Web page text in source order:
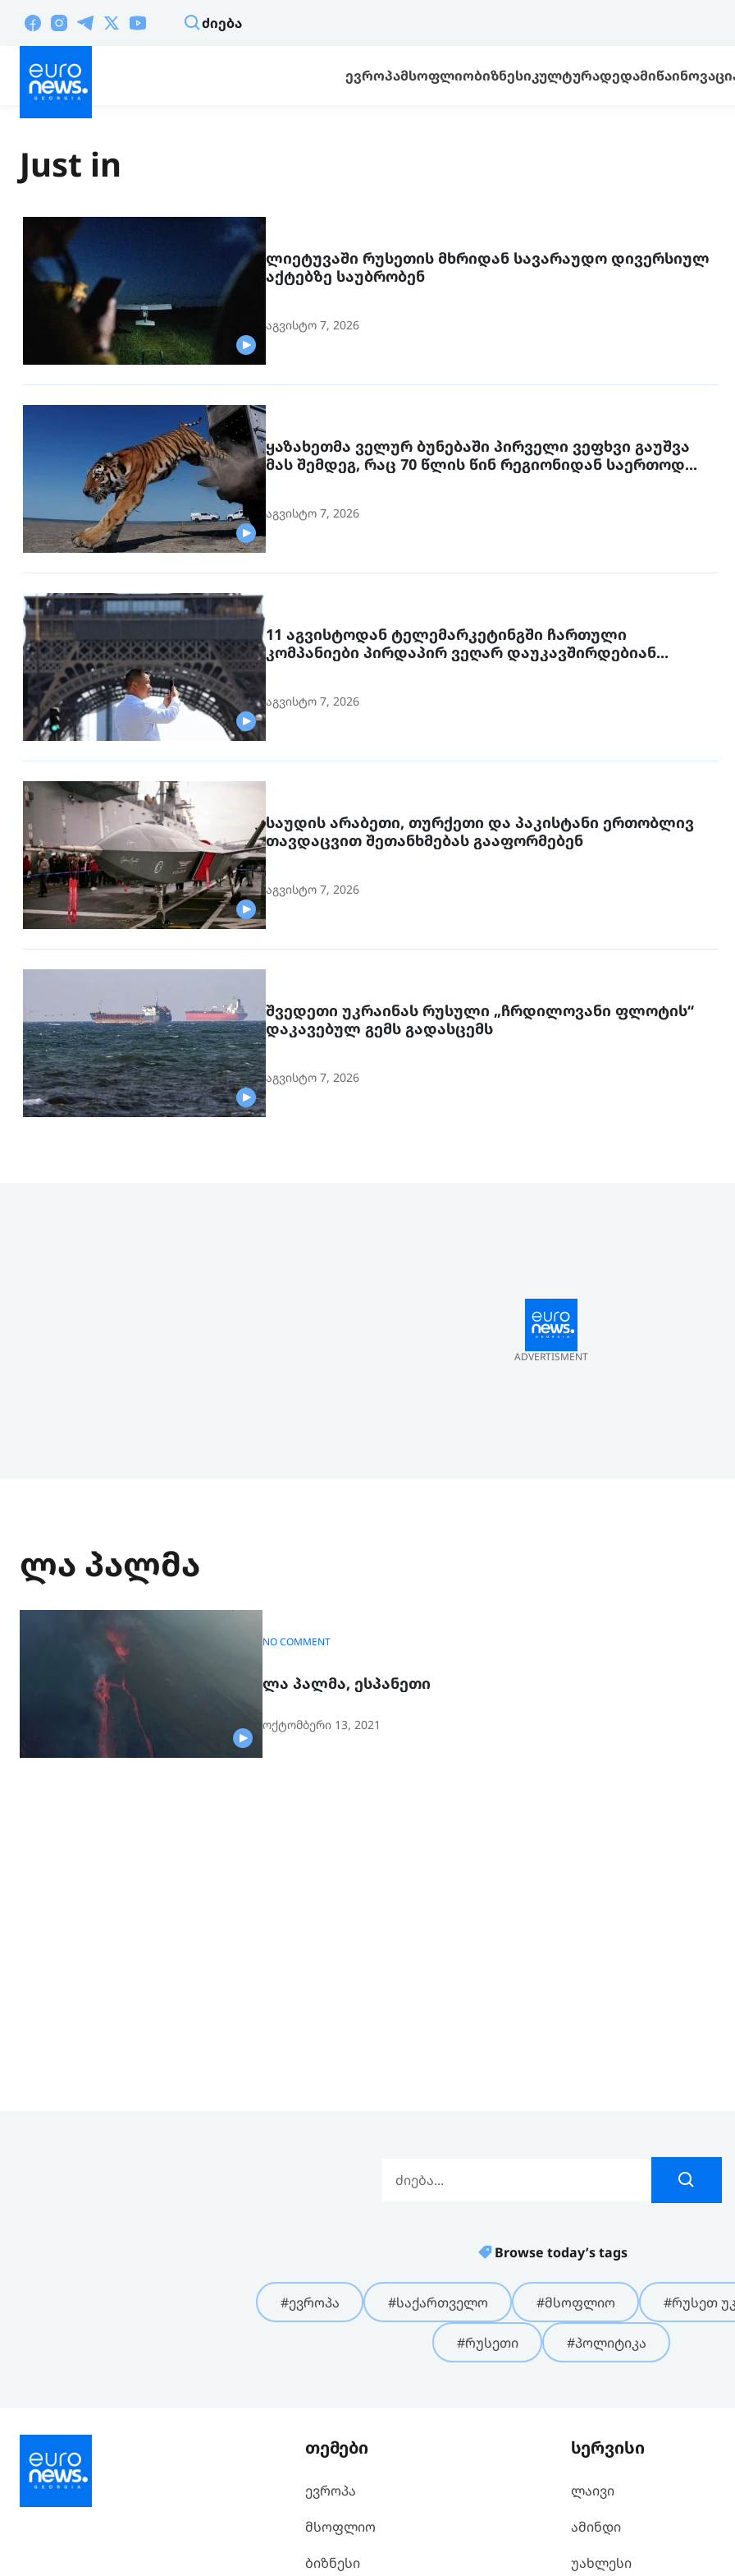
ᲫᲘᲔᲑᲐ
ᲔᲕᲠᲝᲞᲐᲛᲡᲝᲤᲚᲘᲝᲑᲘᲖᲜᲔᲡᲘᲙᲣᲚᲢᲣᲠᲐᲓᲔᲓᲐᲛᲘᲬᲐ
Just in
ლიეტუვაში რუსეთის მხრიდან სავარაუდო დივერსიულ
აქტებზე საუბრობენ
აგვისტო 7, 2026
ყაზახეთმა ველურ ბუნებაში პირველი ვეფხვი გაუშვა
მას შემდეგ, რაც 70 წლის წინ რეგიონიდან საერთოდ
აგვისტო 7, 2026
11 აგვისტოდან ტელემარკეტინგში ჩართული
კომპანიები პირდაპირ ვეღარ დაუკავშირდებიან
აგვისტო 7, 2026
საუდის არაბეთი, თურქეთი და პაკისტანი ერთობლივ
თავდაცვით შეთანხმებას გააფორმებენ
აგვისტო 7, 2026
შვედეთი უკრაინას რუსული „ჩრდილოვანი ფლოტის“
დაკავებულ გემს გადასცემს
აგვისტო 7, 2026
ADVERTISMENT
ლა პალმა
NO COMMENT
ლა პალმა, ესპანეთი
ოქტომბერი 13, 2021
Browse today’s tags
#ევროპა #საქართველო #მსოფლიო #რუსეთ
#რუსეთი #პოლიტიკა
თემები
ევროპა
მსოფლიო
ბიზნესი
სერვისი
ლაივი
ამინდი
უახლესი